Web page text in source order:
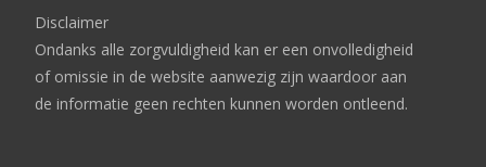
Disclaimer
Ondanks alle zorgvuldigheid kan er een onvolledigheid
of omissie in de website aanwezig zijn waardoor aan
de informatie geen rechten kunnen worden ontleend.